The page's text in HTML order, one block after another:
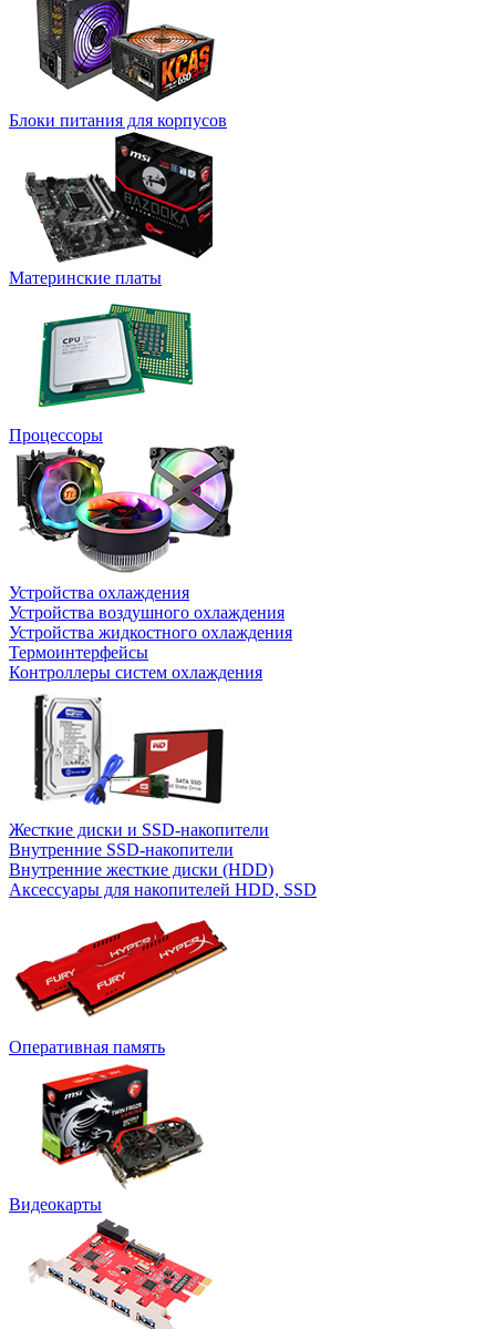
Блоки питания для корпусов
Материнские платы
Процессоры
Устройства охлаждения
Устройства воздушного охлаждения
Устройства жидкостного охлаждения
Термоинтерфейсы
Контроллеры систем охлаждения
Жесткие диски и SSD-накопители
Внутренние SSD-накопители
Внутренние жесткие диски (HDD)
Аксессуары для накопителей HDD, SSD
Оперативная память
Видеокарты